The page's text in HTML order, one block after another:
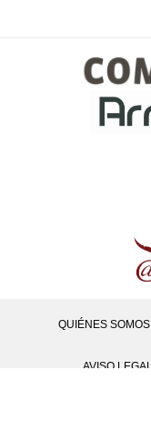
QUIÉNES SOMOS
AVISO LEGAL